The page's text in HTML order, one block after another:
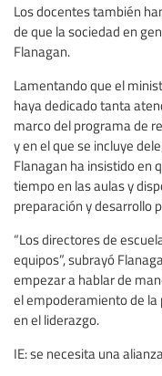
Los docentes también
de que la sociedad en
Flanagan.
Lamentando que el
haya dedicado tanta
marco del programa de
y en el que se incluye
Flanagan ha insistido en
tiempo en las aulas y
preparación y desarrollo
“Los directores de
equipos”, subrayó
empezar a hablar de
el empoderamiento de
en el liderazgo.
IE: se necesita una